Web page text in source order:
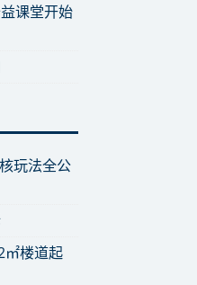
课堂开始
玩法全公
㎡楼道起